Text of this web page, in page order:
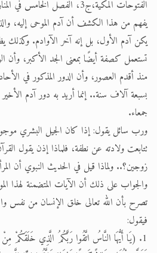
الفتوحات المكية،ج3، الفصل الخامس في المنازلات، باب 309).
يفهم من هذا الكشف أن آدم الموحى إليه،
يكن آدم الأول، بل إنه آخر الآوادم. وكذلك
تستعمل كصفة أيضًا بمعنى الجد الأكبر، وأن
منذ أقدم العصور، وأن الدور المذكور في
بسبعة آلاف سنة.. إنما أريد به دور آدم
جمعاء.
ورب سائل يقول: إذا كان الجيل البشري
تتابعت ولادته عن نطفة، فلماذا إذن يقول
زوجين؟.. ولماذا قيل في الحديث النبوي أن
والجواب على ذلك أن الآيات المتضمنة لهذا
تصرح بأن الله تعالى خلق الإنسان من نفس
فيقول:
1. (يَا أَيُّهَا النَّاسُ اتَّقُوا رَبَّكُمُ الَّذِي